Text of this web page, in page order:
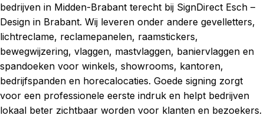
bedrijven in Midden-Brabant terecht bij SignDirect Esch –
Design in Brabant. Wij leveren onder andere gevelletters,
lichtreclame, reclamepanelen, raamstickers,
bewegwijzering, vlaggen, mastvlaggen, baniervlaggen en
spandoeken voor winkels, showrooms, kantoren,
bedrijfspanden en horecalocaties. Goede signing zorgt
voor een professionele eerste indruk en helpt bedrijven
lokaal beter zichtbaar worden voor klanten en bezoekers.